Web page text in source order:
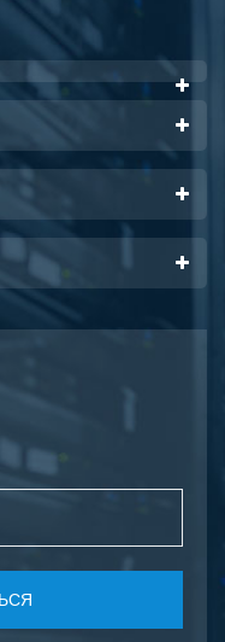
для предоставления
телекоммуникационных